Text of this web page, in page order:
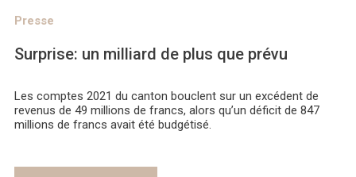
Presse
Surprise: un milliard de plus que prévu
Les comptes 2021 du canton bouclent sur un excédent de
revenus de 49 millions de francs, alors qu’un déficit de 847
millions de francs avait été budgétisé.